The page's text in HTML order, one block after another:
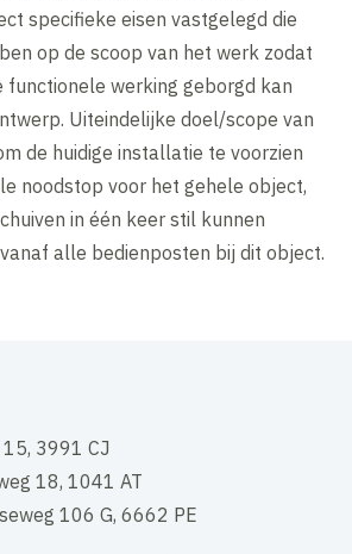
specifieke eisen vastgelegd die
op de scoop van het werk zodat
functionele werking geborgd kan
Uiteindelijke doel/scope van
de huidige installatie te voorzien
noodstop voor het gehele object,
in één keer stil kunnen
alle bedienposten bij dit object.
3991 CJ
18, 1041 AT
106 G, 6662 PE